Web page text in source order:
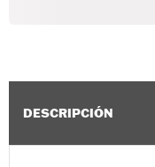
DESCRIPCIÓN